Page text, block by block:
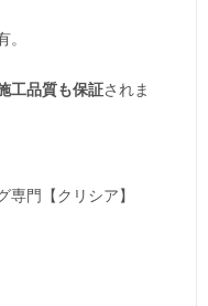
。
工品質も保証されま
門【クリシア】